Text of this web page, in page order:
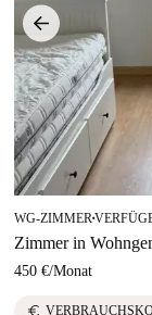
WG-ZIMMER ■
Zimmer in
450 €/Monat
euro